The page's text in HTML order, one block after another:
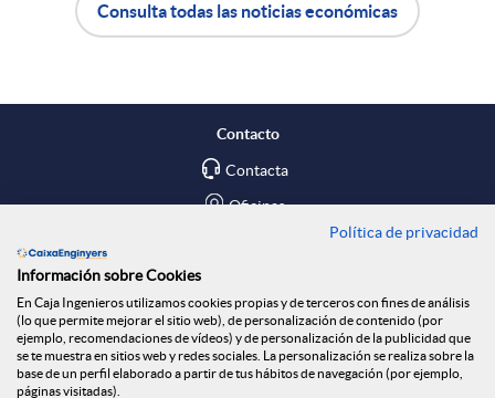
s
e
n
R
p
i
c
o
ó
n
Consulta todas las noticias económicas
Contacto
Contacta
Oficinas
Blog
Social
Política de privacidad
Información sobre Cookies
En Caja Ingenieros utilizamos cookies propias y de terceros con fines de análisis
(lo que permite mejorar el sitio web), de personalización de contenido (por
ejemplo, recomendaciones de vídeos) y de personalización de la publicidad que
se te muestra en sitios web y redes sociales. La personalización se realiza sobre la
base de un perfil elaborado a partir de tus hábitos de navegación (por ejemplo,
páginas visitadas).